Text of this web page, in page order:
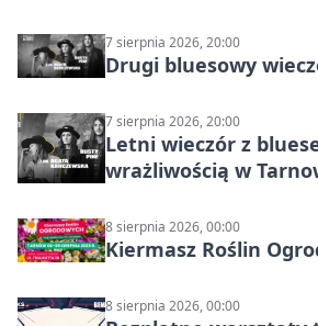
7 sierpnia 2026, 20:00
Drugi bluesowy
7 sierpnia 2026, 20:00
Letni wieczór z
wrażliwością w
8 sierpnia 2026, 00:00
Kiermasz Roślin
8 sierpnia 2026, 00:00